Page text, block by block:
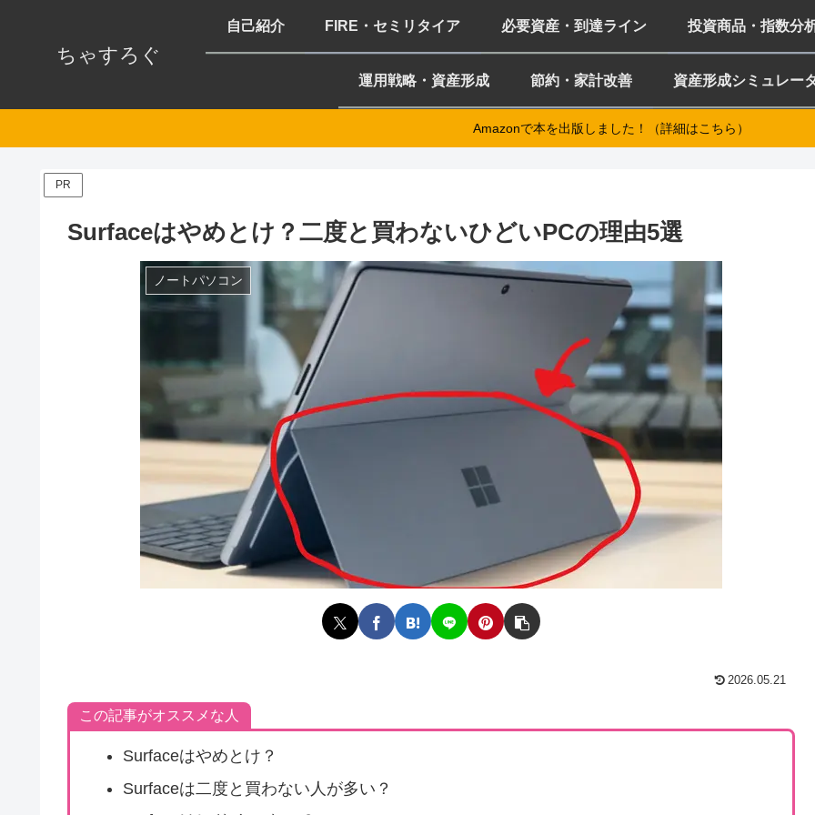
ちゃすろぐ
自己紹介 FIRE・セミリタイア 必要資産・到達ライン 投資商品・指数分
運用戦略・資産形成 節約・家計改善 資産形成シミュレー
Amazonで本を出版しました！（詳細はこちら）
PR
Surfaceはやめとけ？二度と買わないひどいPCの理由5選
ノートパソコン
2026.05.21
この記事がオススメな人
Surfaceはやめとけ？
Surfaceは二度と買わない人が多い？